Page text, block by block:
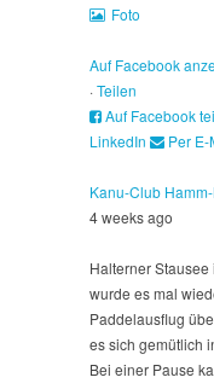
Foto
Auf Facebook
·Teilen
Auf Facebook
LinkedIn
Per
Kanu-Club
4 weeks ago
Halterner Stausee
wurde es mal
Paddelausflug
es sich gemütlich
Bei einer Pause